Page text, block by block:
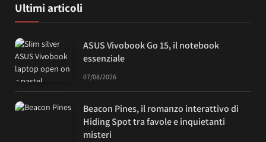
Ultimi articoli
ASUS Vivobook Go 15, il notebook
essenziale
07/08/2026
Beacon Pines, il romanzo interattivo di
Hiding Spot tra favole e inquietanti
misteri